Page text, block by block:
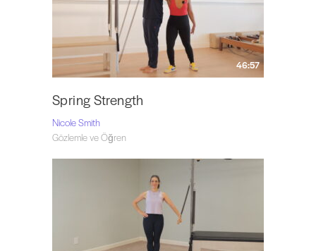
46:57
Spring Strength
Nicole Smith
Gözlemle ve Öğren